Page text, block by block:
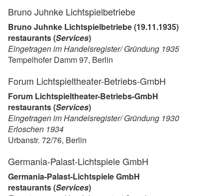
Bruno Juhnke Lichtspielbetriebe
Bruno Juhnke Lichtspielbetriebe (19.11.1935)
restaurants (Services)
Eingetragen im Handelsregister/ Gründung 1935
Tempelhofer Damm 97, Berlin
Forum Lichtspieltheater-Betriebs-GmbH
Forum Lichtspieltheater-Betriebs-GmbH
restaurants (Services)
Eingetragen im Handelsregister/ Gründung 1930
Erloschen 1934
Urbanstr. 72/76, Berlin
Germania-Palast-Lichtspiele GmbH
Germania-Palast-Lichtspiele GmbH
restaurants (Services)